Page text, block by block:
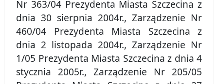
Nr 363/04 Prezydenta Miasta Szczecina z
dnia 30 sierpnia 2004r., Zarządzenie Nr
460/04 Prezydenta Miasta Szczecina z
dnia 2 listopada 2004r., Zarządzenie Nr
1/05 Prezydenta Miasta Szczecina z dnia 4
stycznia 2005r., Zarządzenie Nr 205/05